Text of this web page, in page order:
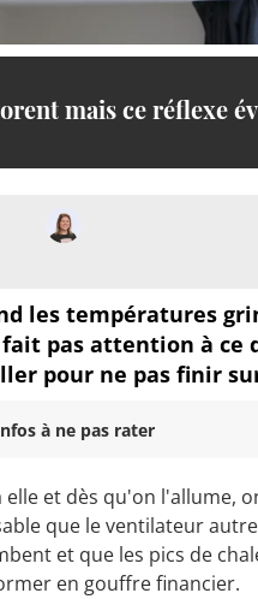
mais ce réflexe
les températures
pas attention à ce
pour ne pas finir
à ne pas rater
elle et dès qu'on l'allume,
que le ventilateur
et que les pics de
en gouffre financier.